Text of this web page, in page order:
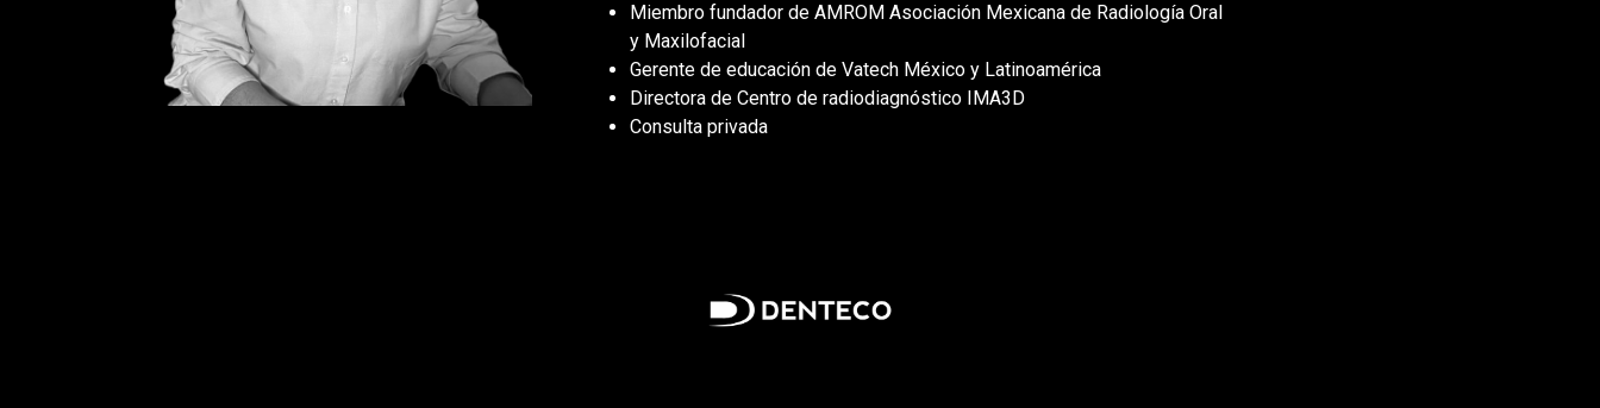
Miembro fundador de AMROM Asociación Mexicana de Radiología Oral
y Maxilofacial
Gerente de educación de Vatech México y Latinoamérica
Directora de Centro de radiodiagnóstico IMA3D
Consulta privada